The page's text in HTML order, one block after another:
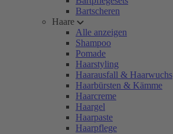
Bartscheren
Haare
Alle anzeigen
Shampoo
Pomade
Haarstyling
Haarausfall & Haarwuchs
Haarbürsten & Kämme
Haarcreme
Haargel
Haarpaste
Haarpflege